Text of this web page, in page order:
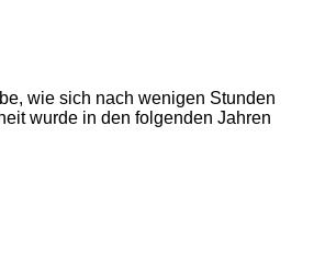
wie sich nach wenigen Stunden
wurde in den folgenden Jahren